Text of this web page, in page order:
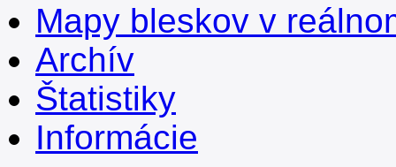
Mapy bleskov v
Archív
Štatistiky
Informácie